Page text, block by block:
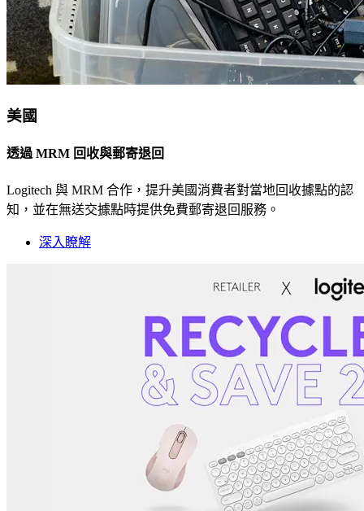
美國
透過 MRM 回收與郵寄退回
Logitech 與 MRM 合作，提升美國消費者對當地回收據點的認
知，並在無送交據點時提供免費郵寄退回服務。
深入瞭解